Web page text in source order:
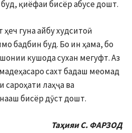
қиёфаи бисёр абусе дошт.
гуна айбу худситоӣ
бадбин буд. Бо ин ҳама, бо
кушода сухан мегуфт. Аз
сахт бадаш меомад
сароҳати лаҳҷа ва
бисёр дӯст дошт.
Таҳияи С. ФАРЗОД